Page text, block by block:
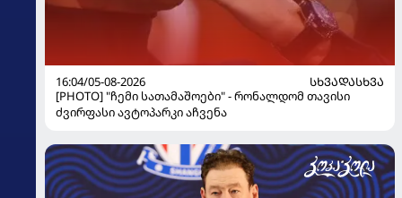
16:04/05-08-2026
ᲡᲮᲕᲐᲓᲐᲡᲮᲕᲐ
[PHOTO] "ჩემი სათამაშოები" - რონალდომ თავისი
ძვირფასი ავტოპარკი აჩვენა